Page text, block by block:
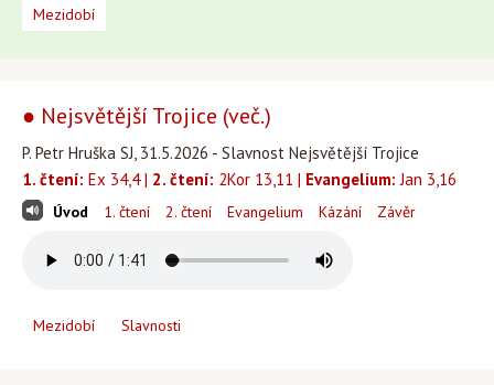
Mezidobí
● Nejsvětější Trojice (več.)
P. Petr Hruška SJ, 31.5.2026 - Slavnost Nejsvětější Trojice
1. čtení: Ex 34,4 | 2. čtení: 2Kor 13,11 | Evangelium: Jan 3,16
Úvod 1. čtení 2. čtení Evangelium Kázání Závěr
Mezidobí Slavnosti